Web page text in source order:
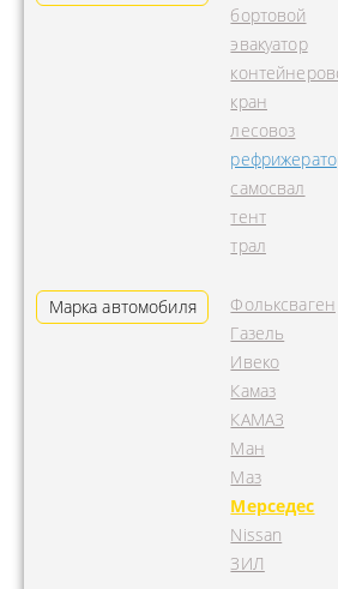
бортовой
эвакуатор
кран
лесовоз
самосвал
тент
трал
Марка автомобиля
Фольксваген
Газель
Ивеко
Камаз
КАМАЗ
Ман
Маз
Мерседес
Nissan
ЗИЛ